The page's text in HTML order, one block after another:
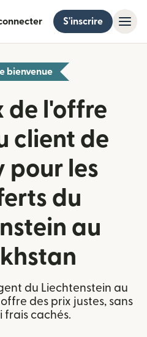
S'inscrire
bienvenue
de l'offre
client de
pour les
du
au
du Liechtenstein au
des prix justes, sans
frais cachés.